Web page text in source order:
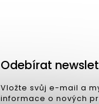
Odebírat
Vložte svůj e-mail a
informace o nových